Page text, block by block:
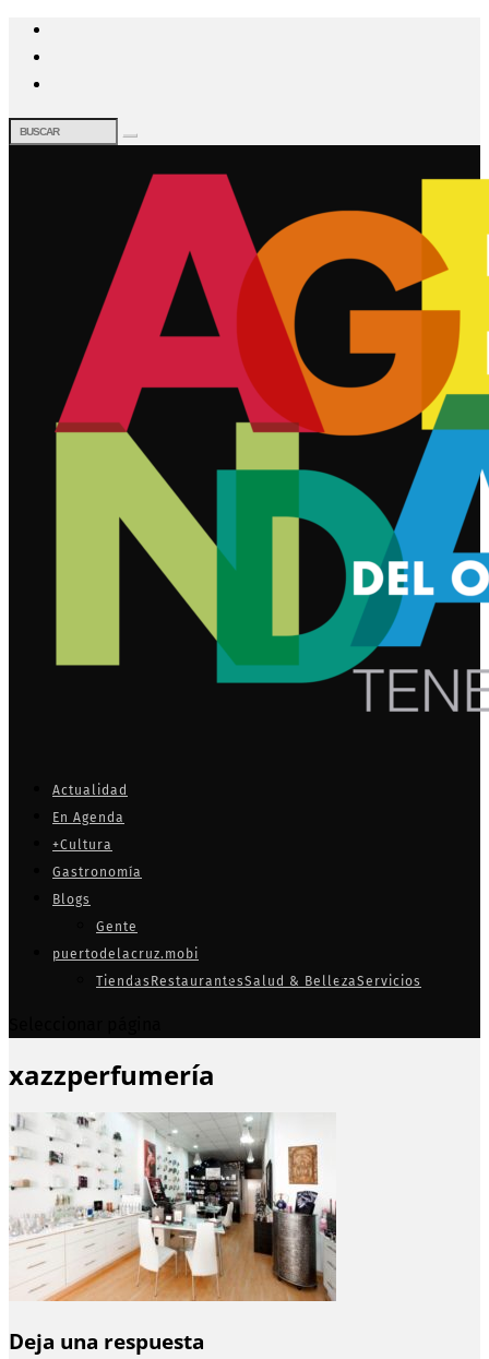
Actualidad
En Agenda
+Cultura
Gastronomía
Blogs
Gente
puertodelacruz.mobi
Tiendas RestaurantesSalud & BellezaServicios
xazzperfumería
Deja una respuesta